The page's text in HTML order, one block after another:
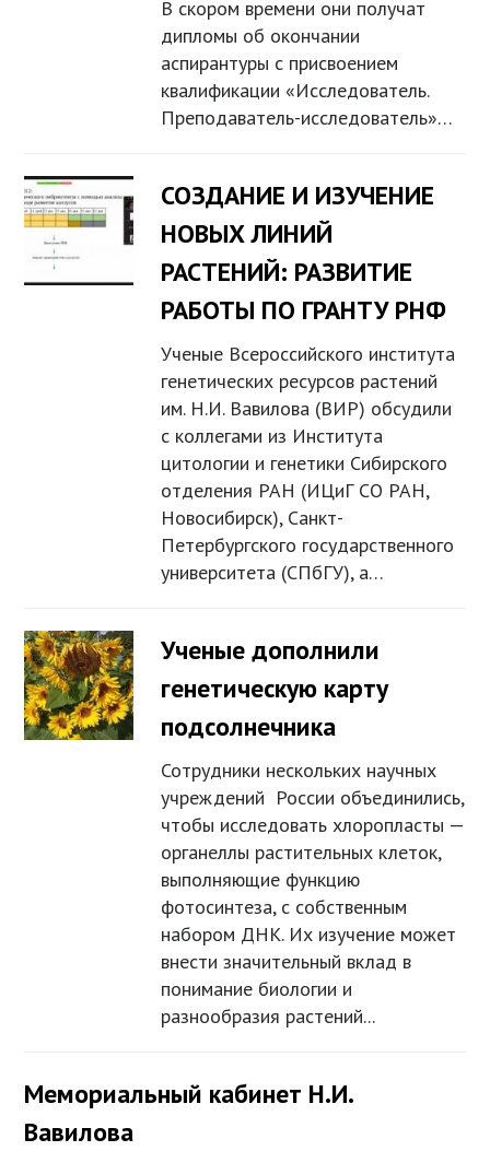
В скором времени они получат
дипломы об окончании
аспирантуры с присвоением
квалификации «Исследователь.
Преподаватель-исследователь»…
СОЗДАНИЕ И ИЗУЧЕНИЕ
НОВЫХ ЛИНИЙ
РАСТЕНИЙ: РАЗВИТИЕ
РАБОТЫ ПО ГРАНТУ РНФ
Ученые Всероссийского института
генетических ресурсов растений
им. Н.И. Вавилова (ВИР) обсудили
с коллегами из Института
цитологии и генетики Сибирского
отделения РАН (ИЦиГ СО РАН,
Новосибирск), Санкт-
Петербургского государственного
университета (СПбГУ), а…
Ученые дополнили
генетическую карту
подсолнечника
Сотрудники нескольких научных
учреждений России объединились,
чтобы исследовать хлоропласты —
органеллы растительных клеток,
выполняющие функцию
фотосинтеза, с собственным
набором ДНК. Их изучение может
внести значительный вклад в
понимание биологии и
разнообразия растений...
Мемориальный кабинет Н.И.
Вавилова